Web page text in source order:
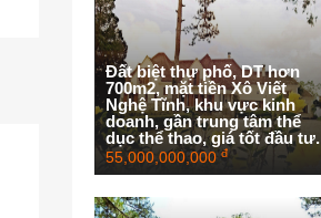
Đất biệt thự phố, DT hơn
700m2, mặt tiền Xô Viết
Nghệ Tĩnh, khu vực kinh
doanh, gần trung tâm thể
dục thể thao, giá tốt đầu tư.
55,000,000,000 đ